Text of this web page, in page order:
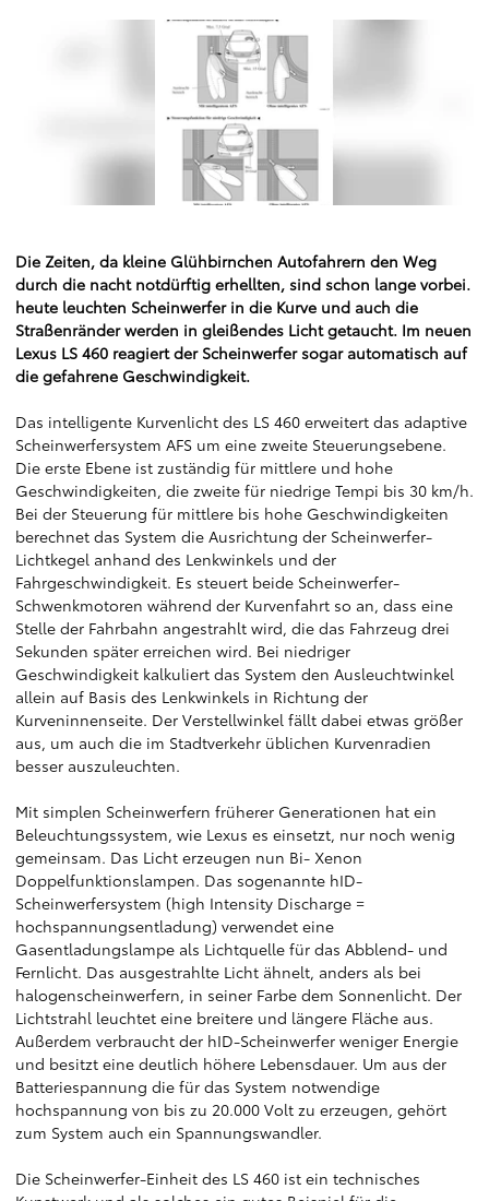
Die Zeiten, da kleine Glühbirnchen Autofahrern den Weg
durch die nacht notdürftig erhellten, sind schon lange vorbei.
heute leuchten Scheinwerfer in die Kurve und auch die
Straßenränder werden in gleißendes Licht getaucht. Im neuen
Lexus LS 460 reagiert der Scheinwerfer sogar automatisch auf
die gefahrene Geschwindigkeit.
Das intelligente Kurvenlicht des LS 460 erweitert das adaptive
Scheinwerfersystem AFS um eine zweite Steuerungsebene.
Die erste Ebene ist zuständig für mittlere und hohe
Geschwindigkeiten, die zweite für niedrige Tempi bis 30 km/h.
Bei der Steuerung für mittlere bis hohe Geschwindigkeiten
berechnet das System die Ausrichtung der Scheinwerfer-
Lichtkegel anhand des Lenkwinkels und der
Fahrgeschwindigkeit. Es steuert beide Scheinwerfer-
Schwenkmotoren während der Kurvenfahrt so an, dass eine
Stelle der Fahrbahn angestrahlt wird, die das Fahrzeug drei
Sekunden später erreichen wird. Bei niedriger
Geschwindigkeit kalkuliert das System den Ausleuchtwinkel
allein auf Basis des Lenkwinkels in Richtung der
Kurveninnenseite. Der Verstellwinkel fällt dabei etwas größer
aus, um auch die im Stadtverkehr üblichen Kurvenradien
besser auszuleuchten.
Mit simplen Scheinwerfern früherer Generationen hat ein
Beleuchtungssystem, wie Lexus es einsetzt, nur noch wenig
gemeinsam. Das Licht erzeugen nun Bi- Xenon
Doppelfunktionslampen. Das sogenannte hID-
Scheinwerfersystem (high Intensity Discharge =
hochspannungsentladung) verwendet eine
Gasentladungslampe als Lichtquelle für das Abblend- und
Fernlicht. Das ausgestrahlte Licht ähnelt, anders als bei
halogenscheinwerfern, in seiner Farbe dem Sonnenlicht. Der
Lichtstrahl leuchtet eine breitere und längere Fläche aus.
Außerdem verbraucht der hID-Scheinwerfer weniger Energie
und besitzt eine deutlich höhere Lebensdauer. Um aus der
Batteriespannung die für das System notwendige
hochspannung von bis zu 20.000 Volt zu erzeugen, gehört
zum System auch ein Spannungswandler.
Die Scheinwerfer-Einheit des LS 460 ist ein technisches